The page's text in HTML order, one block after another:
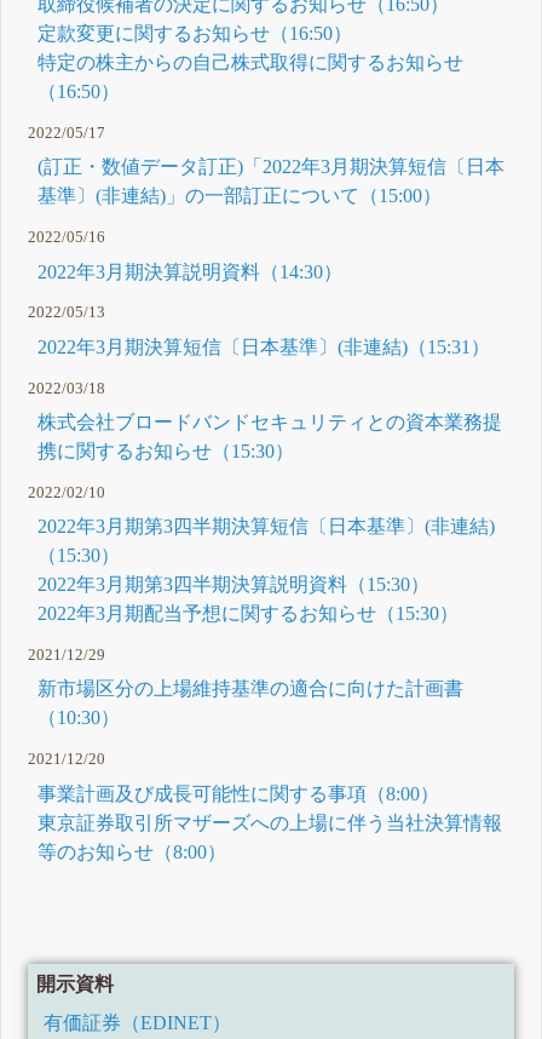
取締役候補者の決定に関するお知らせ（16:50）
定款変更に関するお知らせ（16:50）
特定の株主からの自己株式取得に関するお知らせ
（16:50）
2022/05/17
(訂正・数値データ訂正)「2022年3月期決算短信〔日本
基準〕(非連結)」の一部訂正について（15:00）
2022/05/16
2022年3月期決算説明資料（14:30）
2022/05/13
2022年3月期決算短信〔日本基準〕(非連結)（15:31）
2022/03/18
株式会社ブロードバンドセキュリティとの資本業務提
携に関するお知らせ（15:30）
2022/02/10
2022年3月期第3四半期決算短信〔日本基準〕(非連結)
（15:30）
2022年3月期第3四半期決算説明資料（15:30）
2022年3月期配当予想に関するお知らせ（15:30）
2021/12/29
新市場区分の上場維持基準の適合に向けた計画書
（10:30）
2021/12/20
事業計画及び成長可能性に関する事項（8:00）
東京証券取引所マザーズへの上場に伴う当社決算情報
等のお知らせ（8:00）
開示資料
有価証券（EDINET）